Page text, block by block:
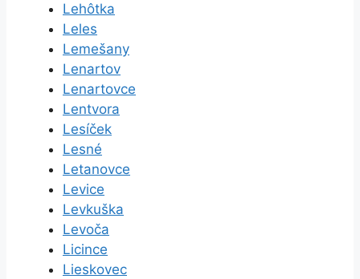
Lehôtka
Leles
Lemešany
Lenartov
Lenartovce
Lentvora
Lesíček
Lesné
Letanovce
Levice
Levkuška
Levoča
Licince
Lieskovec